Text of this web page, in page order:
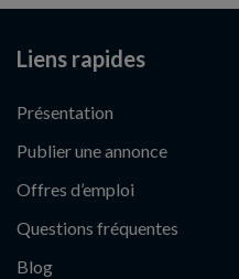
Liens rapides
Présentation
Publier une annonce
Offres d’emploi
Questions fréquentes
Blog